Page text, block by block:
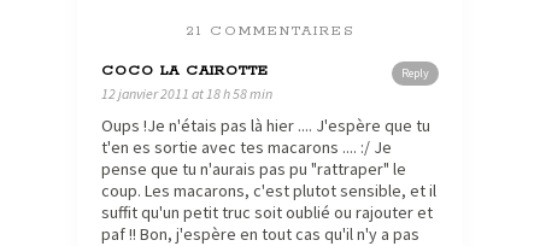
21 COMMENTAIRES
Reply
COCO LA CAIROTTE
12 janvier 2011 at 18 h 58 min
Oups !Je n'étais pas là hier .... J'espère que tu
t'en es sortie avec tes macarons .... :/ Je
pense que tu n'aurais pas pu "rattraper" le
coup. Les macarons, c'est plutot sensible, et il
suffit qu'un petit truc soit oublié ou rajouter et
paf !! Bon, j'espère en tout cas qu'il n'y a pas